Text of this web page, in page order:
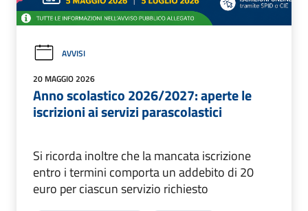
AVVISI
20 MAGGIO 2026
Anno scolastico 2026/2027: aperte le
iscrizioni ai servizi parascolastici
Si ricorda inoltre che la mancata iscrizione
entro i termini comporta un addebito di 20
euro per ciascun servizio richiesto